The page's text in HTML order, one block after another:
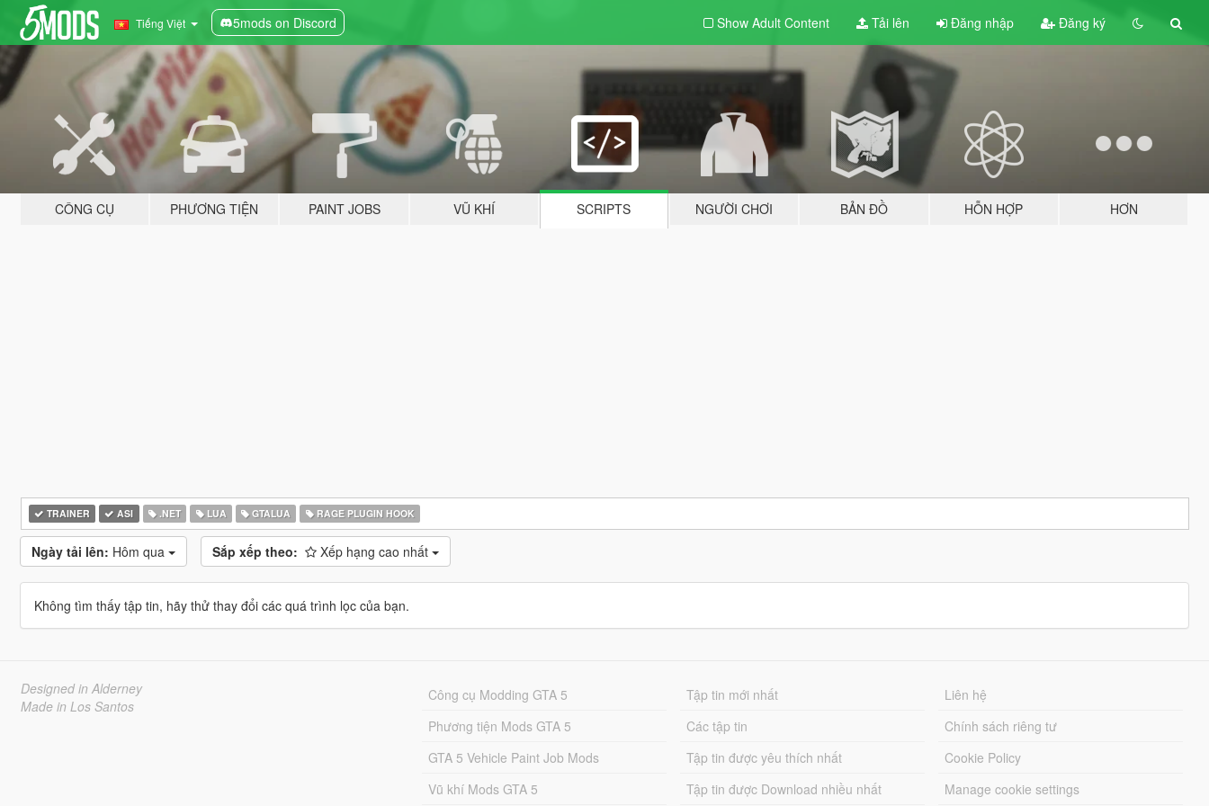
Tiếng Việt 5mods on Discord Show Adult Content Tải lên Đăng nhập Đăng ký
CÔNG CỤ PHƯƠNG TIỆN PAINT JOBS VŨ KHÍ SCRIPTS NGƯỜI CHƠI BẢN ĐỒ HỖN HỢP HƠN
TRAINER ASI .NET LUA GTALUA RAGE PLUGIN HOOK
Ngày tải lên: Hôm qua Sắp xếp theo: Xếp hạng cao nhất
Không tìm thấy tập tin, hãy thử thay đổi các quá trình lọc của bạn.
Designed in Alderney
Made in Los Santos
Công cụ Modding GTA 5
Phương tiện Mods GTA 5
GTA 5 Vehicle Paint Job Mods
Vũ khí Mods GTA 5
Tập tin mới nhất
Các tập tin
Tập tin được yêu thích nhất
Tập tin được Download nhiều nhất
Liên hệ
Chính sách riêng tư
Cookie Policy
Manage cookie settings